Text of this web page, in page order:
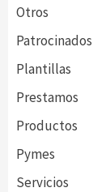
Otros
Patrocinados
Plantillas
Prestamos
Productos
Pymes
Servicios